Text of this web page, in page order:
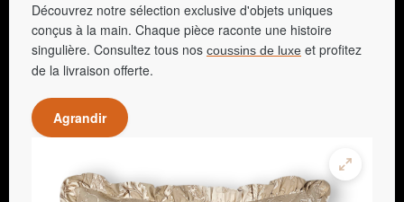
Découvrez notre sélection exclusive d'objets uniques
conçus à la main. Chaque pièce raconte une histoire
singulière. Consultez tous nos coussins de luxe et profitez
de la livraison offerte.
Agrandir